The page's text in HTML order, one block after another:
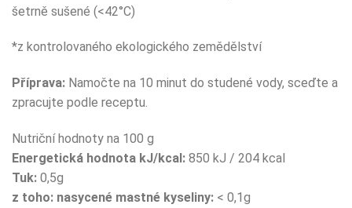
šetrně sušené (<42°C)
*z kontrolovaného ekologického zemědělství
Příprava: Namočte na 10 minut do studené vody, sceďte a
zpracujte podle receptu.
Nutriční hodnoty na 100 g
Energetická hodnota kJ/kcal: 850 kJ / 204 kcal
Tuk: 0,5g
z toho: nasycené mastné kyseliny: < 0,1g